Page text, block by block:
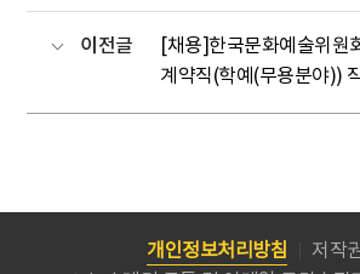
이전글
[채용]한국문화예술위원
계약직(학예(무용분야))
개인정보처리방침
저작